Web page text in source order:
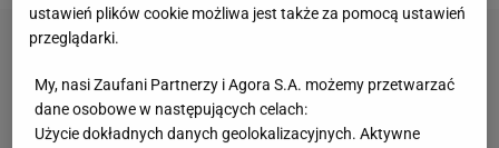
ustawień plików cookie możliwa jest także za pomocą ustawień
przeglądarki.
My, nasi Zaufani Partnerzy i Agora S.A. możemy przetwarzać
dane osobowe w następujących celach:
Użycie dokładnych danych geolokalizacyjnych. Aktywne